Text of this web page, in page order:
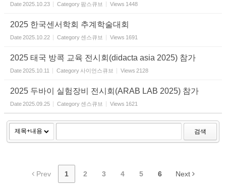
Date2025.10.23 Category 팜스큐브 Views 1448
2025 한국센서학회 추계학술대회
Date2025.10.22 Category 센스큐브 Views 1691
2025 태국 방콕 교육 전시회(didacta asia 2025) 참가
Date2025.10.11 Category 사이언스큐브 Views 2128
2025 두바이 실험장비 전시회(ARAB LAB 2025) 참가
Date2025.09.25 Category 센스큐브 Views 1621
검색
Prev 1 2 3 4 5 6 Next